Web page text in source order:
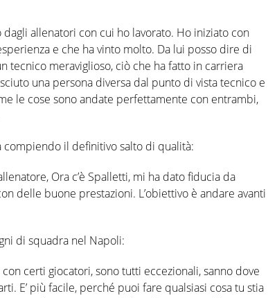
allenatori con cui ho lavorato. Ho iniziato con
e che ha vinto molto. Da lui posso dire di
tecnico meraviglioso, ciò che ha fatto in carriera
una persona diversa dal punto di vista tecnico e
le cose sono andate perfettamente con entrambi,
il definitivo salto di qualità:
Ora c’è Spalletti, mi ha dato fiducia da
delle buone prestazioni. L’obiettivo è andare avanti
di squadra nel Napoli:
certi giocatori, sono tutti eccezionali, sanno dove
E’ più facile, perché puoi fare qualsiasi cosa tu stia